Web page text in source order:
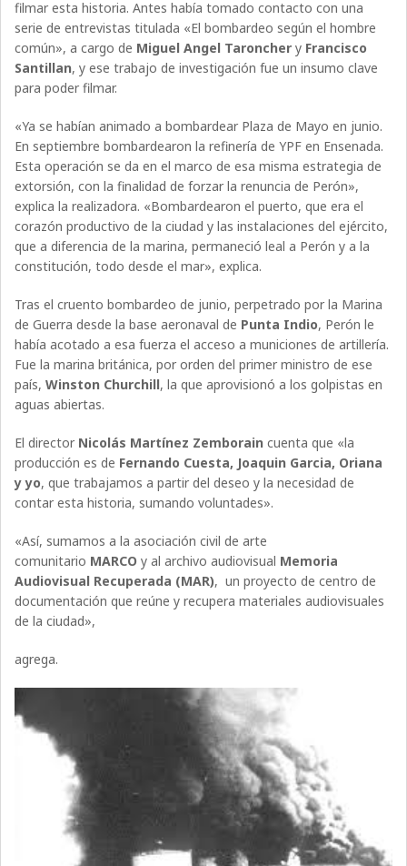
filmar esta historia. Antes había tomado contacto con una
serie de entrevistas titulada «El bombardeo según el hombre
común», a cargo de Miguel Angel Taroncher y Francisco
Santillan, y ese trabajo de investigación fue un insumo clave
para poder filmar.
«Ya se habían animado a bombardear Plaza de Mayo en junio.
En septiembre bombardearon la refinería de YPF en Ensenada.
Esta operación se da en el marco de esa misma estrategia de
extorsión, con la finalidad de forzar la renuncia de Perón»,
explica la realizadora. «Bombardearon el puerto, que era el
corazón productivo de la ciudad y las instalaciones del ejército,
que a diferencia de la marina, permaneció leal a Perón y a la
constitución, todo desde el mar», explica.
Tras el cruento bombardeo de junio, perpetrado por la Marina
de Guerra desde la base aeronaval de Punta Indio, Perón le
había acotado a esa fuerza el acceso a municiones de artillería.
Fue la marina británica, por orden del primer ministro de ese
país,Winston Churchill, la que aprovisionó a los golpistas en
aguas abiertas.
El director Nicolás Martínez Zemboraincuenta que «la
producción es de Fernando Cuesta, Joaquin Garcia, Oriana
y yo, que trabajamos a partir del deseo y la necesidad de
contar esta historia, sumando voluntades».
«Así, sumamos a la asociación civil de arte
comunitario MARCOy al archivo audiovisual Memoria
Audiovisual Recuperada (MAR), un proyecto de centro de
documentación que reúne y recupera materiales audiovisuales
de la ciudad»,
agrega.